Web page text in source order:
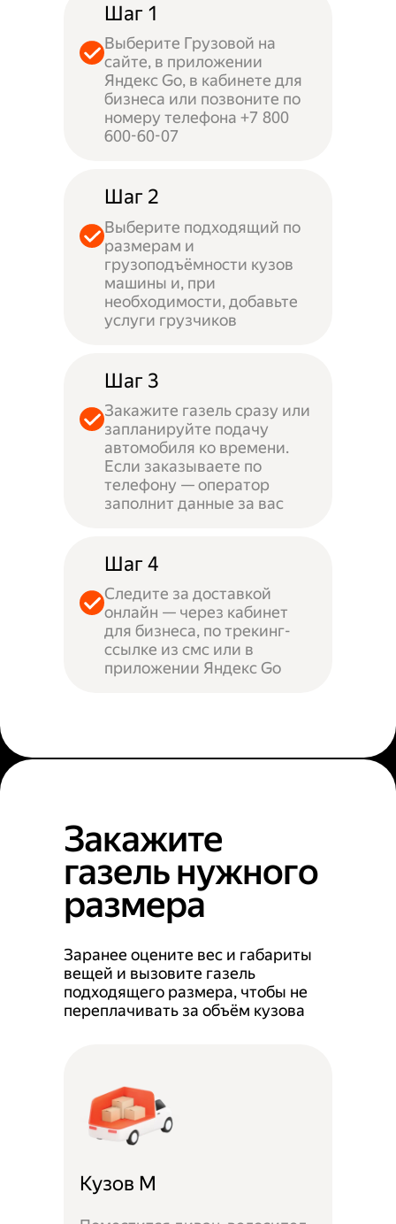
Шаг 1
Выберите Грузовой на
сайте, в приложении
Яндекс Go, в кабинете для
бизнеса или позвоните по
номеру телефона +7 800
600-60-07
Шаг 2
Выберите подходящий по
размерам и
грузоподъёмности кузов
машины и, при
необходимости, добавьте
услуги грузчиков
Шаг 3
Закажите газель сразу или
запланируйте подачу
автомобиля ко времени.
Если заказываете по
телефону — оператор
заполнит данные за вас
Шаг 4
Следите за доставкой
онлайн — через кабинет
для бизнеса, по трекинг-
ссылке из смс или в
приложении Яндекс Go
Закажите
газель нужного
размера
Заранее оцените вес и габариты
вещей и вызовите газель
подходящего размера, чтобы не
переплачивать за объём кузова
Кузов M